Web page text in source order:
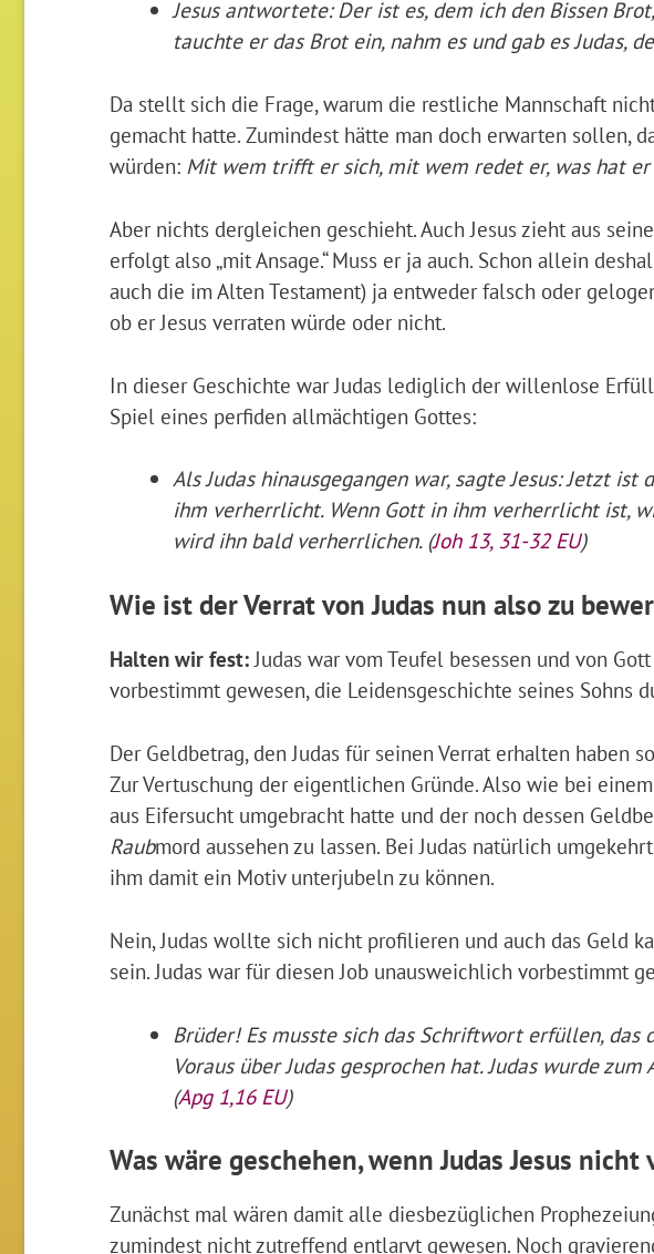
Jesus antwortete: Der ist es, dem ich den Bissen
tauchte er das Brot ein, nahm es und gab es Judas,
Da stellt sich die Frage, warum die restliche Mannschaft
gemacht hatte. Zumindest hätte man doch erwarten sollen,
würden: Mit wem trifft er sich, mit wem redet er, was hat
Aber nichts dergleichen geschieht. Auch Jesus zieht aus
erfolgt also „mit Ansage.“ Muss er ja auch. Schon allein
auch die im Alten Testament) ja entweder falsch oder
ob er Jesus verraten würde oder nicht.
In dieser Geschichte war Judas lediglich der willenlose
Spiel eines perfiden allmächtigen Gottes:
Als Judas hinausgegangen war, sagte Jesus: Jetzt
ihm verherrlicht. Wenn Gott in ihm verherrlicht ist,
wird ihn bald verherrlichen. (Joh 13, 31-32 EU)
Wie ist der Verrat von Judas nun also zu
Halten wir fest:Judas war vom Teufel besessen und von
vorbestimmt gewesen, die Leidensgeschichte seines Sohns
Der Geldbetrag, den Judas für seinen Verrat erhalten haben
Zur Vertuschung der eigentlichen Gründe. Also wie bei
aus Eifersucht umgebracht hatte und der noch dessen
Raubmord aussehen zu lassen. Bei Judas natürlich
ihm damit ein Motiv unterjubeln zu können.
Nein, Judas wollte sich nicht profilieren und auch das Geld
sein. Judas war für diesen Job unausweichlich vorbestimmt
Brüder! Es musste sich das Schriftwort erfüllen,
Voraus über Judas gesprochen hat. Judas wurde
(Apg 1,16 EU)
Was wäre geschehen, wenn Judas Jesus
Zunächst mal wären damit alle diesbezüglichen
zumindest nicht zutreffend entlarvt gewesen. Noch